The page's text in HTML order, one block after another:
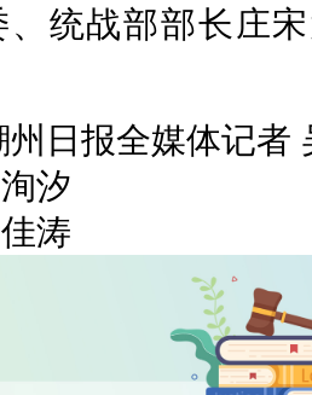
、统战部部长庄
州日报全媒体记者
汐
涛